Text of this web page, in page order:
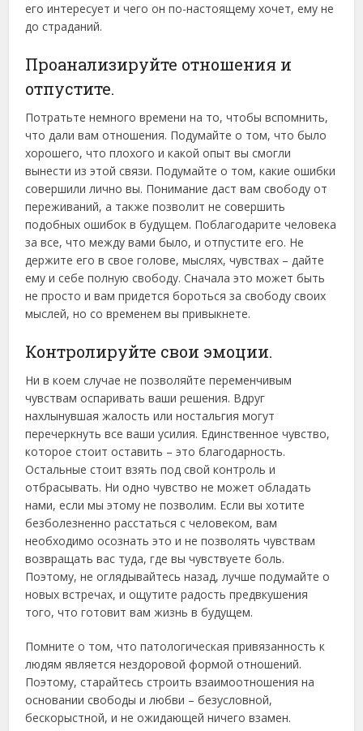
его интересует и чего он по-настоящему хочет, ему не
до страданий.
Проанализируйте отношения и
отпустите.
Потратьте немного времени на то, чтобы вспомнить,
что дали вам отношения. Подумайте о том, что было
хорошего, что плохого и какой опыт вы смогли
вынести из этой связи. Подумайте о том, какие ошибки
совершили лично вы. Понимание даст вам свободу от
переживаний, а также позволит не совершить
подобных ошибок в будущем. Поблагодарите человека
за все, что между вами было, и отпустите его. Не
держите его в свое голове, мыслях, чувствах – дайте
ему и себе полную свободу. Сначала это может быть
не просто и вам придется бороться за свободу своих
мыслей, но со временем вы привыкнете.
Контролируйте свои эмоции.
Ни в коем случае не позволяйте переменчивым
чувствам оспаривать ваши решения. Вдруг
нахлынувшая жалость или ностальгия могут
перечеркнуть все ваши усилия. Единственное чувство,
которое стоит оставить – это благодарность.
Остальные стоит взять под свой контроль и
отбрасывать. Ни одно чувство не может обладать
нами, если мы этому не позволим. Если вы хотите
безболезненно расстаться с человеком, вам
необходимо осознать это и не позволять чувствам
возвращать вас туда, где вы чувствуете боль.
Поэтому, не оглядывайтесь назад, лучше подумайте о
новых встречах, и ощутите радость предвкушения
того, что готовит вам жизнь в будущем.
Помните о том, что патологическая привязанность к
людям является нездоровой формой отношений.
Поэтому, старайтесь строить взаимоотношения на
основании свободы и любви – безусловной,
бескорыстной, и не ожидающей ничего взамен.